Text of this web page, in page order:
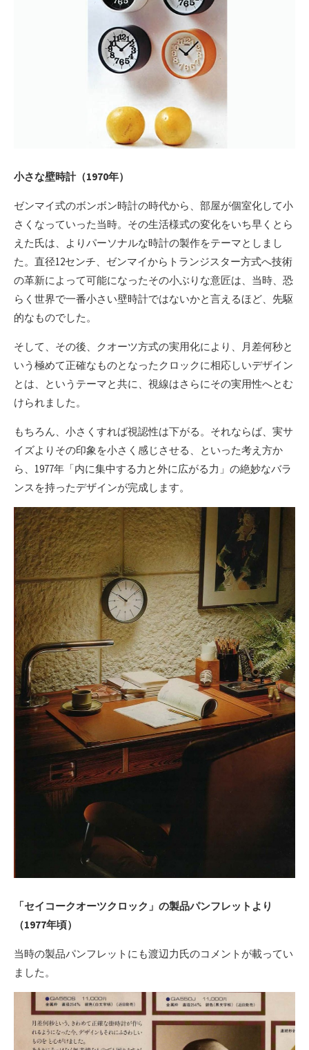
小さな壁時計（1970年）
ゼンマイ式のボンボン時計の時代から、部屋が個室化して小
さくなっていった当時。その生活様式の変化をいち早くとら
えた氏は、よりパーソナルな時計の製作をテーマとしまし
た。直径12センチ、ゼンマイからトランジスター方式へ技術
の革新によって可能になったその小ぶりな意匠は、当時、恐
らく世界で一番小さい壁時計ではないかと言えるほど、先駆
的なものでした。
そして、その後、クオーツ方式の実用化により、月差何秒と
いう極めて正確なものとなったクロックに相応しいデザイン
とは、というテーマと共に、視線はさらにその実用性へとむ
けられました。
もちろん、小さくすれば視認性は下がる。それならば、実サ
イズよりその印象を小さく感じさせる、といった考え方か
ら、1977年「内に集中する力と外に広がる力」の絶妙なバラ
ンスを持ったデザインが完成します。
「セイコークオーツクロック」の製品パンフレットより
（1977年頃）
当時の製品パンフレットにも渡辺力氏のコメントが載ってい
ました。